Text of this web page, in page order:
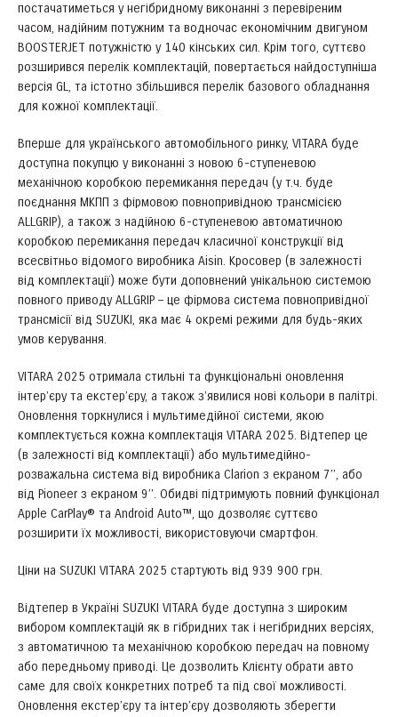
постачатиметься у негібридному виконанні з перевіреним
часом, надійним потужним та водночас економічним двигуном
BOOSTERJET потужністю у 140 кінських сил. Крім того, суттєво
розширився перелік комплектацій, повертається найдоступніша
версія GL, та істотно збільшився перелік базового обладнання
для кожної комплектації.
Вперше для українського автомобільного ринку, VITARA буде
доступна покупцю у виконанні з новою 6-ступеневою
механічною коробкою перемикання передач (у т.ч. буде
поєднання МКПП з фірмовою повнопривідною трансмісією
ALLGRIP), а також з надійною 6-ступеневою автоматичною
коробкою перемикання передач класичної конструкції від
всесвітньо відомого виробника Aisin. Кросовер (в залежності
від комплектації) може бути доповнений унікальною системою
повного приводу ALLGRIP – це фірмова система повнопривідної
трансмісії від SUZUKI, яка має 4 окремі режими для будь-яких
умов керування.
VITARA 2025 отримала стильні та функціональні оновлення
інтер’єру та екстер’єру, а також з’явилися нові кольори в палітрі.
Оновлення торкнулися і мультимедійної системи, якою
комплектується кожна комплектація VITARA 2025. Відтепер це
(в залежності від комплектації) або мультимедійно-
розважальна система від виробника Clarion з екраном 7’’, або
від Pioneer з екраном 9’’. Обидві підтримують повний функціонал
Apple CarPlay® та Android Auto™, що дозволяє суттєво
розширити їх можливості, використовуючи смартфон.
Ціни на SUZUKI VITARA 2025 стартують від 939 900 грн.
Відтепер в Україні SUZUKI VITARA буде доступна з широким
вибором комплектацій як в гібридних так і негібридних версіях,
з автоматичною та механічною коробкою передач на повному
або передньому приводі. Це дозволить Клієнту обрати авто
саме для своїх конкретних потреб та під свої можливості.
Оновлення екстер’єру та інтер’єру дозволяють зберегти